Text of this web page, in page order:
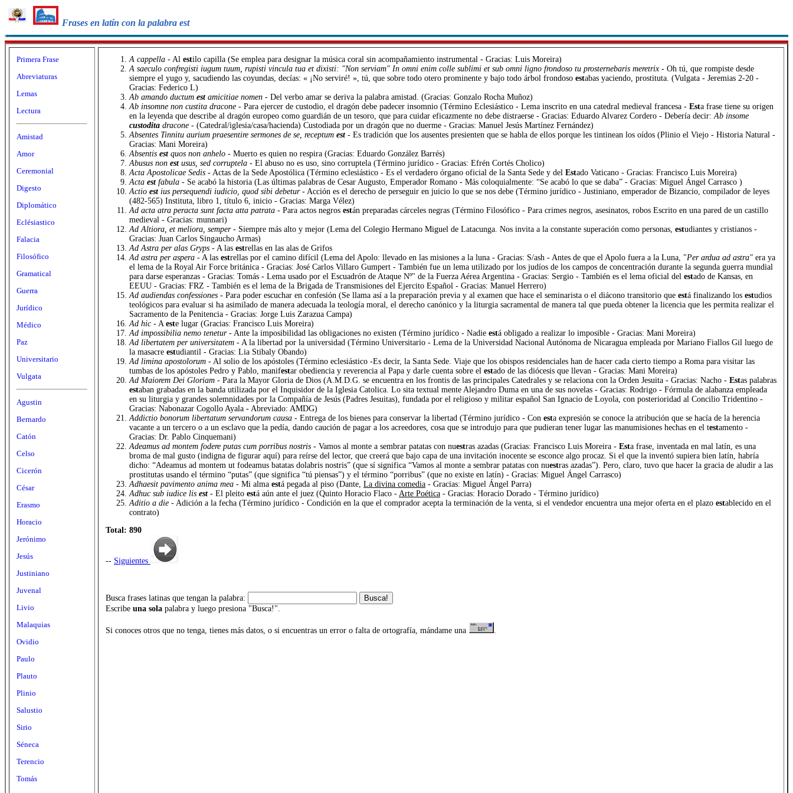
Frases en latín con la palabra est
Primera Frase
Abreviaturas
Lemas
Lectura
Amistad
Amor
Ceremonial
Digesto
Diplomático
Eclésiastico
Falacia
Filosófico
Gramatical
Guerra
Jurídico
Médico
Paz
Universitario
Vulgata
Agustin
Bernardo
Catón
Celso
Cicerón
César
Erasmo
Horacio
Jerónimo
Jesús
Justiniano
Juvenal
Livio
Malaquias
Ovidio
Paulo
Plauto
Plinio
Salustio
Sirio
Séneca
Terencio
Tomás
A cappella - Al estilo capilla (Se emplea para designar la música coral sin acompañamiento instrumental - Gracias: Luis Moreira)
A saeculo confregisti iugum tuum, rupisti vincula tua et dixisti: "Non serviam" In omni enim colle sublimi et sub omni ligno frondoso tu prosternebaris meretrix - Oh tú, que rompiste desde
siempre el yugo y, sacudiendo las coyundas, decías: « ¡No serviré! », tú, que sobre todo otero prominente y bajo todo árbol frondoso estabas yaciendo, prostituta. (Vulgata - Jeremias 2-20 -
Gracias: Federico L)
Ab amando ductum estamicitiae nomen - Del verbo amar se deriva la palabra amistad. (Gracias: Gonzalo Rocha Muñoz)
Ab insomne non custita dracone - Para ejercer de custodio, el dragón debe padecer insomnio (Término Eclesiástico - Lema inscrito en una catedral medieval francesa - Esta frase tiene su origen
en la leyenda que describe al dragón europeo como guardián de un tesoro, que para cuidar eficazmente no debe distraerse - Gracias: Eduardo Alvarez Cordero - Debería decir: Ab insome
custodita dracone - (Catedral/iglesia/casa/hacienda) Custodiada por un dragón que no duerme - Gracias: Manuel Jesús Martínez Fernández)
Absentes Tinnitu aurium praesentire sermones de se, receptum est - Es tradición que los ausentes presienten que se habla de ellos porque les tintinean los oídos (Plinio el Viejo - Historia Natural -
Gracias: Mani Moreira)
Absentis estquos non anhelo - Muerto es quien no respira (Gracias: Eduardo González Barrés)
Abusus non estusus, sed corruptela - El abuso no es uso, sino corruptela (Término jurídico - Gracias: Efrén Cortés Cholico)
Acta Apostolicae Sedis - Actas de la Sede Apostólica (Término eclesiástico - Es el verdadero órgano oficial de la Santa Sede y del Estado Vaticano - Gracias: Francisco Luis Moreira)
Acta estfabula - Se acabó la historia (Las últimas palabras de Cesar Augusto, Emperador Romano - Más coloquialmente: “Se acabó lo que se daba” - Gracias: Miguel Ángel Carrasco )
Actio estius persequendi iudicio, quod sibi debetur - Acción es el derecho de perseguir en juicio lo que se nos debe (Término jurídico - Justiniano, emperador de Bizancio, compilador de leyes
(482-565) Instituta, libro 1, título 6, inicio - Gracias: Marga Vélez)
Ad acta atra peracta sunt facta atta patrata - Para actos negros están preparadas cárceles negras (Término Filosófico - Para crimes negros, asesinatos, robos Escrito en una pared de un castillo
medieval - Gracias: munnari)
Ad Altiora, et meliora, semper - Siempre más alto y mejor (Lema del Colegio Hermano Miguel de Latacunga. Nos invita a la constante superación como personas, estudiantes y cristianos -
Gracias: Juan Carlos Singaucho Armas)
Ad Astra per alas Gryps - A las estrellas en las alas de Grifos
Ad astra per aspera - A las estrellas por el camino difícil (Lema del Apolo: llevado en las misiones a la luna - Gracias: S/ash - Antes de que el Apolo fuera a la Luna, "Per ardua ad astra" era ya
el lema de la Royal Air Force británica - Gracias: José Carlos Villaro Gumpert - También fue un lema utilizado por los judíos de los campos de concentración durante la segunda guerra mundial
para darse esperanzas - Gracias: Tomás - Lema usado por el Escuadrón de Ataque Nº" de la Fuerza Aérea Argentina - Gracias: Sergio - También es el lema oficial del estado de Kansas, en
EEUU - Gracias: FRZ - También es el lema de la Brigada de Transmisiones del Ejercito Español - Gracias: Manuel Herrero)
Ad audiendas confessiones - Para poder escuchar en confesión (Se llama así a la preparación previa y al examen que hace el seminarista o el diácono transitorio que está finalizando los estudios
teológicos para evaluar si ha asimilado de manera adecuada la teología moral, el derecho canónico y la liturgia sacramental de manera tal que pueda obtener la licencia que les permita realizar el
Sacramento de la Penitencia - Gracias: Jorge Luis Zarazua Campa)
Ad hic - A este lugar (Gracias: Francisco Luis Moreira)
Ad impossibilia nemo tenetur - Ante la imposibilidad las obligaciones no existen (Término jurídico - Nadie está obligado a realizar lo imposible - Gracias: Mani Moreira)
Ad libertatem per universitatem - A la libertad por la universidad (Término Universitario - Lema de la Universidad Nacional Autónoma de Nicaragua empleada por Mariano Fiallos Gil luego de
la masacre estudiantil - Gracias: Lia Stibaly Obando)
Ad limina apostolorum - Al solio de los apóstoles (Término eclesiástico -Es decir, la Santa Sede. Viaje que los obispos residenciales han de hacer cada cierto tiempo a Roma para visitar las
tumbas de los apóstoles Pedro y Pablo, manifestar obediencia y reverencia al Papa y darle cuenta sobre el estado de las diócesis que llevan - Gracias: Mani Moreira)
Ad Maiorem Dei Gloriam - Para la Mayor Gloria de Dios (A.M.D.G. se encuentra en los frontis de las principales Catedrales y se relaciona con la Orden Jesuita - Gracias: Nacho - Estas palabras
estaban grabadas en la banda utilizada por el Inquisidor de la Iglesia Catolica. Lo sita textual mente Alejandro Duma en una de sus novelas - Gracias: Rodrigo - Fórmula de alabanza empleada
en su liturgia y grandes solemnidades por la Compañía de Jesús (Padres Jesuitas), fundada por el religioso y militar español San Ignacio de Loyola, con posterioridad al Concilio Tridentino -
Gracias: Nabonazar Cogollo Ayala - Abreviado: AMDG)
Addictio bonorum libertatum servandorum causa - Entrega de los bienes para conservar la libertad (Término jurídico - Con esta expresión se conoce la atribución que se hacía de la herencia
vacante a un tercero o a un esclavo que la pedía, dando caución de pagar a los acreedores, cosa que se introdujo para que pudieran tener lugar las manumisiones hechas en el testamento -
Gracias: Dr. Pablo Cinquemani)
Adeamus ad montem fodere putas cum porribus nostris - Vamos al monte a sembrar patatas con nuestras azadas (Gracias: Francisco Luis Moreira - Esta frase, inventada en mal latín, es una
broma de mal gusto (indigna de figurar aquí) para reírse del lector, que creerá que bajo capa de una invitación inocente se esconce algo procaz. Si el que la inventó supiera bien latín, habría
dicho: “Adeamus ad montem ut fodeamus batatas dolabris nostris” (que sí significa “Vamos al monte a sembrar patatas con nuestras azadas”). Pero, claro, tuvo que hacer la gracia de aludir a las
prostitutas usando el término “putas” (que significa “tú piensas”) y el término “porribus” (que no existe en latín) - Gracias: Miguel Ángel Carrasco)
Adhaesit pavimento anima mea - Mi alma está pegada al piso (Dante, La divina comedia - Gracias: Miguel Ángel Parra)
Adhuc sub iudice lis est - El pleito está aún ante el juez (Quinto Horacio Flaco - Arte Poética - Gracias: Horacio Dorado - Término jurídico)
Aditio a die - Adición a la fecha (Término jurídico - Condición en la que el comprador acepta la terminación de la venta, si el vendedor encuentra una mejor oferta en el plazo establecido en el
contrato)
Total: 890
-- Siguientes
Busca frases latinas que tengan la palabra:
Escribe una sola palabra y luego presiona "Busca!".
Si conoces otros que no tenga, tienes más datos, o si encuentras un error o falta de ortografía, mándame una